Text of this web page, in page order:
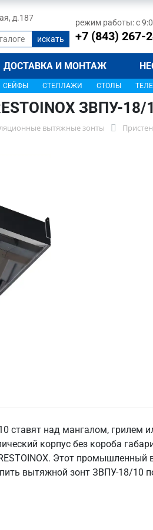
д.187 режим работы: с
+7 (843) 267-
ДОСТАВКА И МОНТАЖ
СЕЙФЫ СТЕЛЛАЖИ СТОЛЫ
ЗВПУ-18/
вытяжные зонты
ставят над мангалом, грилем
корпус без короба
Этот
вытяжной зонт ЗВПУ-18/10